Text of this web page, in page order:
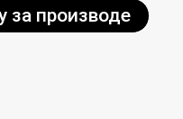
за производе